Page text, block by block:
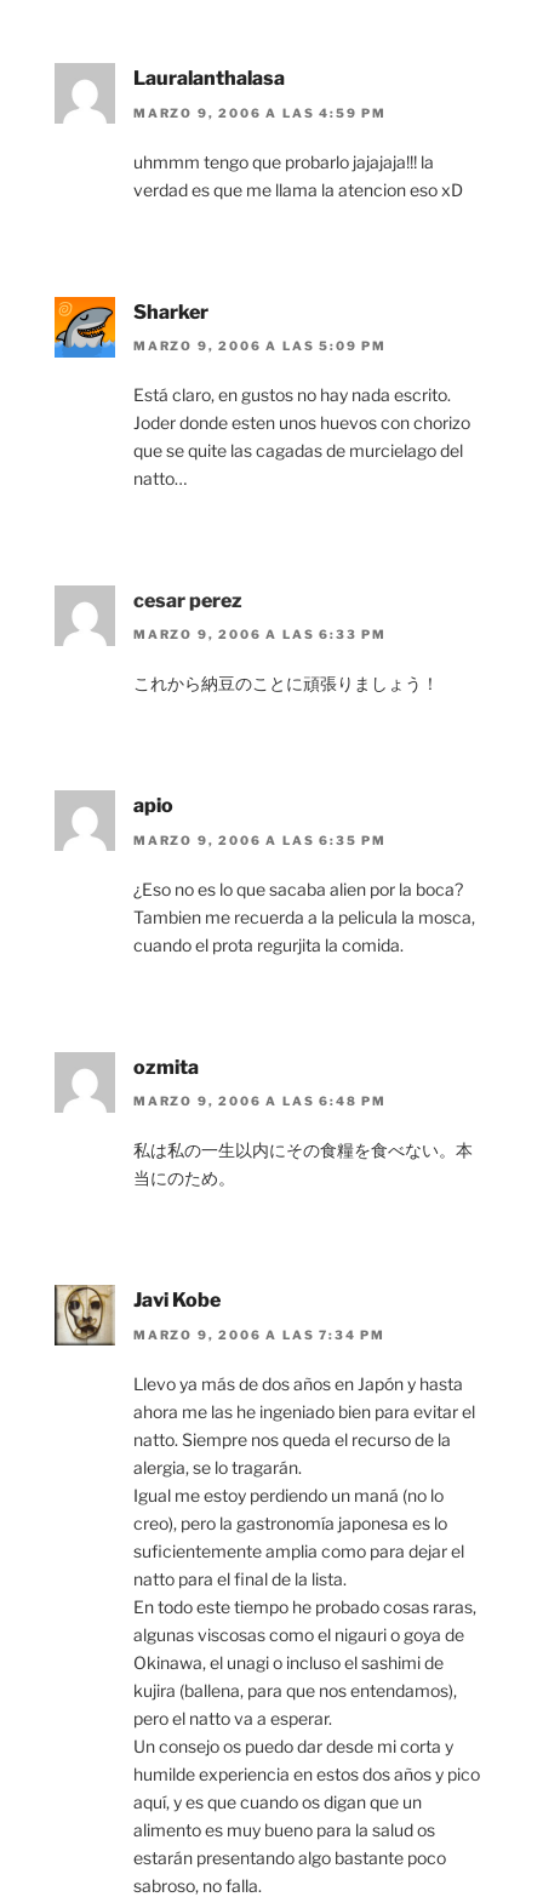
Lauralanthalasa
MARZO 9, 2006 A LAS 4:59 PM
uhmmm tengo que probarlo jajajaja!!! la
verdad es que me llama la atencion eso xD
Sharker
MARZO 9, 2006 A LAS 5:09 PM
Está claro, en gustos no hay nada escrito.
Joder donde esten unos huevos con chorizo
que se quite las cagadas de murcielago del
natto…
cesar perez
MARZO 9, 2006 A LAS 6:33 PM
これから納豆のことに頑張りましょう！
apio
MARZO 9, 2006 A LAS 6:35 PM
¿Eso no es lo que sacaba alien por la boca?
Tambien me recuerda a la pelicula la mosca,
cuando el prota regurjita la comida.
ozmita
MARZO 9, 2006 A LAS 6:48 PM
私は私の一生以内にその食糧を食べない。本
当にのため。
Javi Kobe
MARZO 9, 2006 A LAS 7:34 PM
Llevo ya más de dos años en Japón y hasta
ahora me las he ingeniado bien para evitar el
natto. Siempre nos queda el recurso de la
alergia, se lo tragarán.
Igual me estoy perdiendo un maná (no lo
creo), pero la gastronomía japonesa es lo
suficientemente amplia como para dejar el
natto para el final de la lista.
En todo este tiempo he probado cosas raras,
algunas viscosas como el nigauri o goya de
Okinawa, el unagi o incluso el sashimi de
kujira (ballena, para que nos entendamos),
pero el natto va a esperar.
Un consejo os puedo dar desde mi corta y
humilde experiencia en estos dos años y pico
aquí, y es que cuando os digan que un
alimento es muy bueno para la salud os
estarán presentando algo bastante poco
sabroso, no falla.